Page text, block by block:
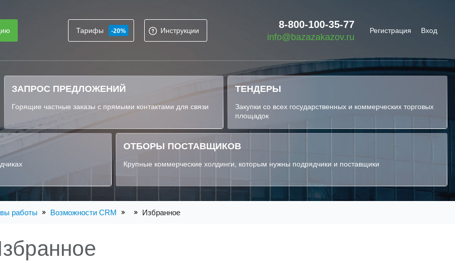
Тарифы -20% Инструкции
8-800-100-35-77
info@bazazakazov.ru
Регистрация Вход
ЗАПРОС ПРЕДЛОЖЕНИЙ
Горящие частные заказы с прямыми контактами для связи
ТЕНДЕРЫ
Закупки со всех государственных и коммерческих торговых
площадок
ОТБОРЫ ПОСТАВЩИКОВ
Крупные коммерческие холдинги, которым нужны подрядчики и поставщики
работы Возможности CRM Избранное